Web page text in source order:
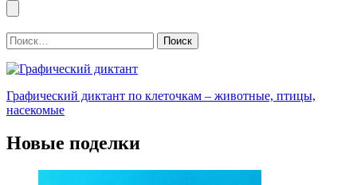
Найти:
Графический диктант по клеточкам – животные, птицы,
насекомые
Новые поделки